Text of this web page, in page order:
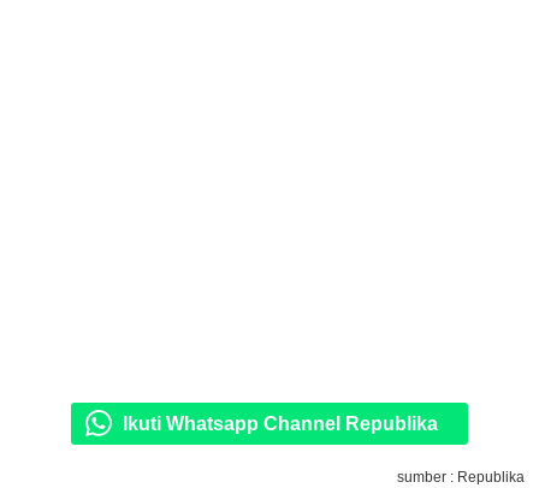
Ikuti Whatsapp Channel Republika
sumber : Republika